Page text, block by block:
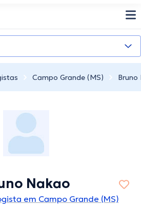
Campo Grande (MS) Bruno
Nakao
em Campo Grande (MS)